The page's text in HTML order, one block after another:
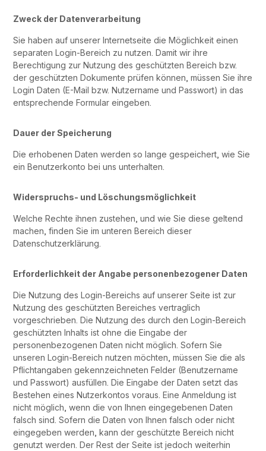
Zweck der Datenverarbeitung
Sie haben auf unserer Internetseite die Möglichkeit einen
separaten Login-Bereich zu nutzen. Damit wir ihre
Berechtigung zur Nutzung des geschützten Bereich bzw.
der geschützten Dokumente prüfen können, müssen Sie ihre
Login Daten (E-Mail bzw. Nutzername und Passwort) in das
entsprechende Formular eingeben.
Dauer der Speicherung
Die erhobenen Daten werden so lange gespeichert, wie Sie
ein Benutzerkonto bei uns unterhalten.
Widerspruchs- und Löschungsmöglichkeit
Welche Rechte ihnen zustehen, und wie Sie diese geltend
machen, finden Sie im unteren Bereich dieser
Datenschutzerklärung.
Erforderlichkeit der Angabe personenbezogener Daten
Die Nutzung des Login-Bereichs auf unserer Seite ist zur
Nutzung des geschützten Bereiches vertraglich
vorgeschrieben. Die Nutzung des durch den Login-Bereich
geschützten Inhalts ist ohne die Eingabe der
personenbezogenen Daten nicht möglich. Sofern Sie
unseren Login-Bereich nutzen möchten, müssen Sie die als
Pflichtangaben gekennzeichneten Felder (Benutzername
und Passwort) ausfüllen. Die Eingabe der Daten setzt das
Bestehen eines Nutzerkontos voraus. Eine Anmeldung ist
nicht möglich, wenn die von Ihnen eingegebenen Daten
falsch sind. Sofern die Daten von Ihnen falsch oder nicht
eingegeben werden, kann der geschützte Bereich nicht
genutzt werden. Der Rest der Seite ist jedoch weiterhin